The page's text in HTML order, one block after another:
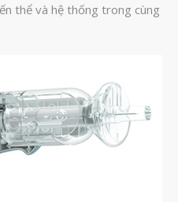
Tháng Mười Hai 2025
Tháng Chín 2025
Tháng Tám 2025
Tháng Bảy 2025
thể và hệ thống trong cùng